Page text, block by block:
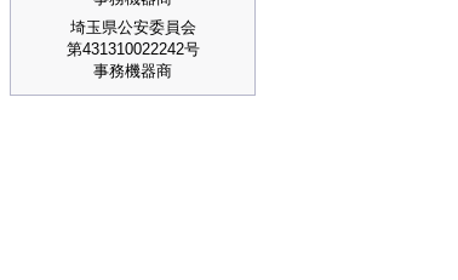
埼玉県公安委員会
第431310022242号
事務機器商